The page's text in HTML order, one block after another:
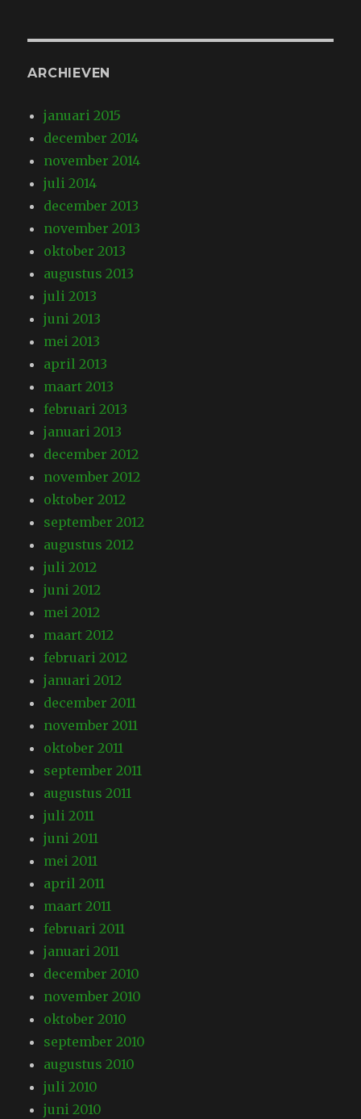
ARCHIEVEN
januari 2015
december 2014
november 2014
juli 2014
december 2013
november 2013
oktober 2013
augustus 2013
juli 2013
juni 2013
mei 2013
april 2013
maart 2013
februari 2013
januari 2013
december 2012
november 2012
oktober 2012
september 2012
augustus 2012
juli 2012
juni 2012
mei 2012
maart 2012
februari 2012
januari 2012
december 2011
november 2011
oktober 2011
september 2011
augustus 2011
juli 2011
juni 2011
mei 2011
april 2011
maart 2011
februari 2011
januari 2011
december 2010
november 2010
oktober 2010
september 2010
augustus 2010
juli 2010
juni 2010